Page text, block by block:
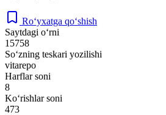
Ro‘yxatga qo‘shish
Saytdagi o‘rni
15758
So‘zning teskari yozilishi
vitarepo
Harflar soni
8
Ko‘rishlar soni
473